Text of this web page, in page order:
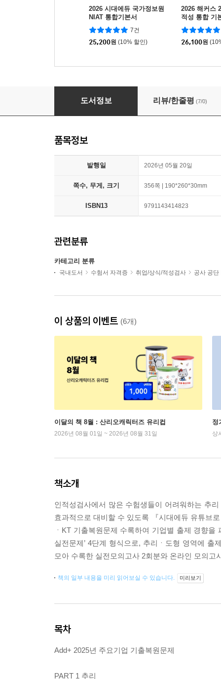
2026 시대에듀 국가정보원
NIAT 통합기본서
7건
25,200원 (10% 할인)
2026 해커스
적성 통합 기
유형+실전문
전모의고사 5
26,100원
시대에듀 유튜브로 쉽게 끝내는 인적성검사 추
도서정보 리뷰/한줄평 (7/0)
품목정보
발행일 2026년 05월 20일
쪽수, 무게, 크기 356쪽 | 190*260*30mm
ISBN13 9791143414823
관련분류
카테고리 분류
국내도서 수험서 자격증 취업/상식/적성검사 공사 공단
이 상품의 이벤트 (6개)
이달의 책 8월 : 산리오캐릭터즈 유리컵
2026년 08월 01일 ~ 2026년 08월 31일
정
상
책소개
인적성검사에서 많은 수험생들이 어려워하는 추
효과적으로 대비할 수 있도록 『시대에듀 유튜브
ㆍKT 기출복원문제 수록하여 기업별 출제 경향
실전문제’ 4단계 형식으로, 추리ㆍ도형 영역에
모아 수록한 실전모의고사 2회분와 온라인 모의
책의 일부 내용을 미리 읽어보실 수 있습니다. 미리보기
목차
Add+ 2025년 주요기업 기출복원문제
PART 1 추리